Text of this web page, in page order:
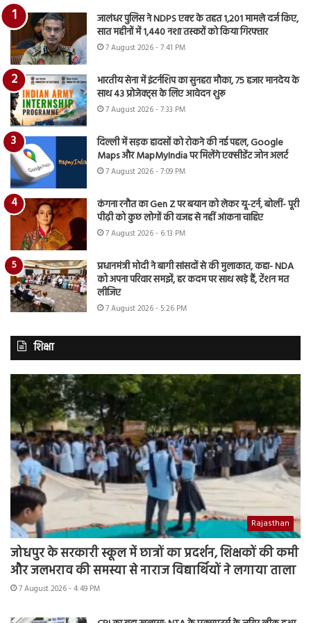
जालंधर पुलिस ने NDPS एक्ट के तहत 1,201 मामले दर्ज किए,
सात महीनों में 1,440 नशा तस्करों को किया गिरफ्तार
7 August 2026 - 7:41 PM
भारतीय सेना में इंटर्नशिप का सुनहरा मौका, 75 हजार मानदेय के
साथ 43 प्रोजेक्ट्स के लिए आवेदन शुरू
7 August 2026 - 7:33 PM
दिल्ली में सड़क हादसों को रोकने की नई पहल, Google
Maps और MapMyIndia पर मिलेंगे एक्सीडेंट जोन अलर्ट
7 August 2026 - 7:09 PM
कंगना रनौत का Gen Z पर बयान को लेकर यू-टर्न, बोलीं- पूरी
पीढ़ी को कुछ लोगों की वजह से नहीं आंकना चाहिए
7 August 2026 - 6:13 PM
प्रधानमंत्री मोदी ने बागी सांसदों से की मुलाकात, कहा- NDA
को अपना परिवार समझें, हर कदम पर साथ खड़े हैं, टेंशन मत
लीजिए
7 August 2026 - 5:26 PM
शिक्षा
Rajasthan
जोधपुर के सरकारी स्कूल में छात्रों का प्रदर्शन, शिक्षकों की कमी
और जलभराव की समस्या से नाराज विद्यार्थियों ने लगाया ताला
7 August 2026 - 4:49 PM